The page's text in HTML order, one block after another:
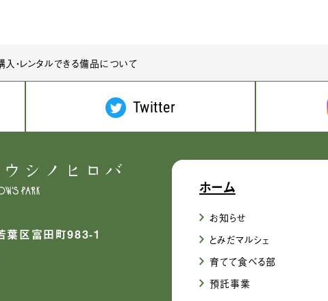
・レンタルできる備品について
Twitter
葉区富田町983-1
ホーム
お知らせ
とみだマルシェ
育てて食べる部
預託事業